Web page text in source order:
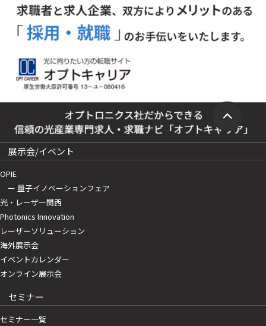
展示会/イベント
OPIE
ー 量子イノベーションフェア
光・レーザー関西
Photonics Innovation
レーザーソリューション
海外展示会
イベントカレンダー
オンライン展示会
セミナー
セミナー一覧